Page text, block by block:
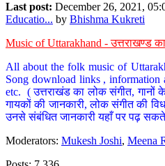
Last post: December 26, 2021,
Educatio... by Bhishma Kukreti
Music of Uttarakhand - उत्तराखण्ड
All about the folk music of
Song download links , information
etc. ( उत्तराखंड का लोक संगीत,
गायकों की जानकारी, लोक संगीत की
उनसे संबंधित जानकारी यहाँ पर पढ़
Moderators: Mukesh Joshi, Meena